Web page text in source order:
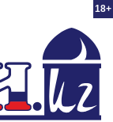
18+